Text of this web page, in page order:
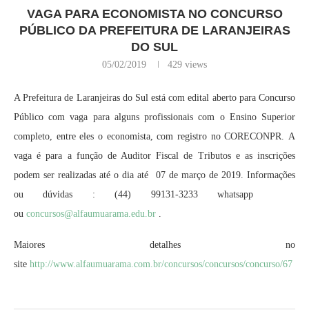
VAGA PARA ECONOMISTA NO CONCURSO
PÚBLICO DA PREFEITURA DE LARANJEIRAS
DO SUL
05/02/2019 429 views
A Prefeitura de Laranjeiras do Sul está com edital aberto para Concurso
Público com vaga para alguns profissionais com o Ensino Superior
completo, entre eles o economista, com registro no CORECONPR. A
vaga é para a função de Auditor Fiscal de Tributos e as inscrições
podem ser realizadas até o dia até 07 de março de 2019. Informações
ou dúvidas : (44) 99131-3233 whatsapp
ou concursos@alfaumuarama.edu.br .
Maiores detalhes no
site http://www.alfaumuarama.com.br/concursos/concursos/concurso/67